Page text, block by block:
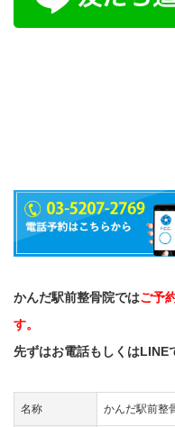
かんだ駅前整骨院ではご予
す。
先ずはお電話もしくはLINE
名称 かんだ駅前整